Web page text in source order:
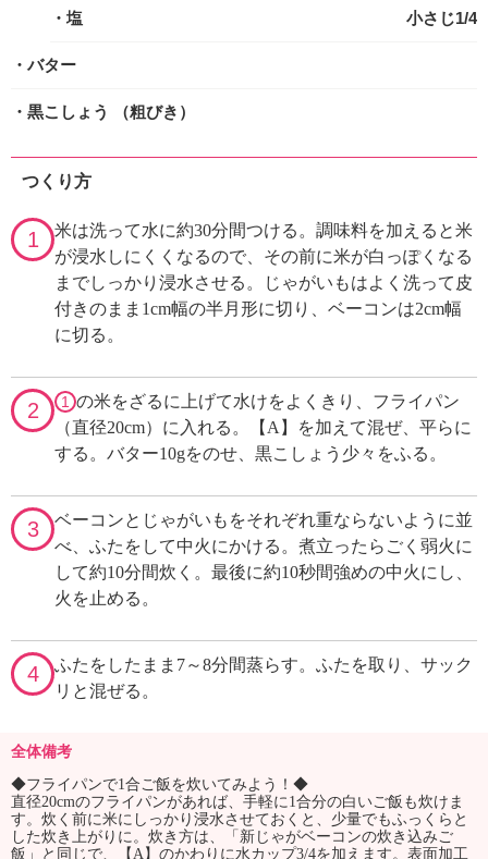
・塩 小さじ1/4
・バター
・黒こしょう （粗びき）
つくり方
1
米は洗って水に約30分間つける。調味料を加えると米
が浸水しにくくなるので、その前に米が白っぽくなる
までしっかり浸水させる。じゃがいもはよく洗って皮
付きのまま1cm幅の半月形に切り、ベーコンは2cm幅
に切る。
2 1 の米をざるに上げて水けをよくきり、フライパン
（直径20cm）に入れる。【A】を加えて混ぜ、平らに
する。バター10gをのせ、黒こしょう少々をふる。
3
ベーコンとじゃがいもをそれぞれ重ならないように並
べ、ふたをして中火にかける。煮立ったらごく弱火に
して約10分間炊く。最後に約10秒間強めの中火にし、
火を止める。
4
ふたをしたまま7～8分間蒸らす。ふたを取り、サック
リと混ぜる。
全体備考
◆フライパンで1合ご飯を炊いてみよう！◆
直径20cmのフライパンがあれば、手軽に1合分の白いご飯も炊けま
す。炊く前に米にしっかり浸水させておくと、少量でもふっくらと
した炊き上がりに。炊き方は、「新じゃがベーコンの炊き込みご
飯」と同じで、【A】のかわりに水カップ3/4を加えます。表面加工